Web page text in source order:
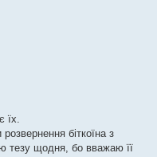
їх.
біткоїна з
тезу щодня, бо вважаю її